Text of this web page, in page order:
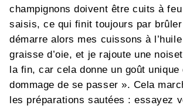
champignons doivent être cuits à
saisis, ce qui finit toujours par
démarre alors mes cuissons à
graisse d’oie, et je rajoute une
la fin, car cela donne un goût
dommage de se passer ». Cela
les préparations sautées : essayez